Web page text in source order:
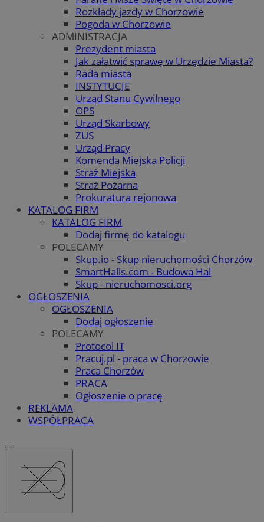
Rozkłady jazdy w Chorzowie
Pogoda w Chorzowie
ADMINISTRACJA
Prezydent miasta
Jak załatwić sprawę w Urzędzie Miasta?
Rada miasta
INSTYTUCJE
Urząd Stanu Cywilnego
OPS
Urząd Skarbowy
ZUS
Urząd Pracy
Komenda Miejska Policji
Straż Miejska
Straż Pożarna
Prokuratura rejonowa
KATALOG FIRM
KATALOG FIRM
Dodaj firmę do katalogu
POLECAMY
Skup.io - Skup nieruchomości Chorzów
SmartHalls.com - Budowa Hal
Skup - nieruchomosci.org
OGŁOSZENIA
OGŁOSZENIA
Dodaj ogłoszenie
POLECAMY
Protocol IT
Pracuj.pl - praca w Chorzowie
Praca Chorzów
PRACA
Ogłoszenie o pracę
REKLAMA
WSPÓŁPRACA